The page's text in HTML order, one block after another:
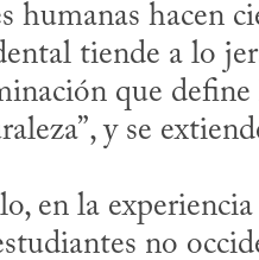
humanas hacen
tiende a lo
que
y se
no